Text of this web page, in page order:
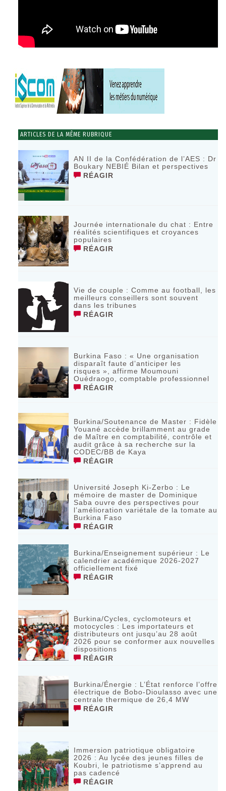
ARTICLES DE LA MÊME RUBRIQUE
AN II de la Confédération de l’AES : Dr
Boukary NEBIÉ Bilan et perspectives
RÉAGIR
Journée internationale du chat : Entre
réalités scientifiques et croyances
populaires
RÉAGIR
Vie de couple : Comme au football, les
meilleurs conseillers sont souvent
dans les tribunes
RÉAGIR
Burkina Faso : « Une organisation
disparaît faute d’anticiper les
risques », affirme Moumouni
Ouédraogo, comptable professionnel
RÉAGIR
Burkina/Soutenance de Master : Fidèle
Youané accède brillamment au grade
de Maître en comptabilité, contrôle et
audit grâce à sa recherche sur la
CODEC/BB de Kaya
RÉAGIR
Université Joseph Ki-Zerbo : Le
mémoire de master de Dominique
Saba ouvre des perspectives pour
l’amélioration variétale de la tomate au
Burkina Faso
RÉAGIR
Burkina/Enseignement supérieur : Le
calendrier académique 2026-2027
officiellement fixé
RÉAGIR
Burkina/Cycles, cyclomoteurs et
motocycles : Les importateurs et
distributeurs ont jusqu’au 28 août
2026 pour se conformer aux nouvelles
dispositions
RÉAGIR
Burkina/Énergie : L’État renforce l’offre
électrique de Bobo-Dioulasso avec une
centrale thermique de 26,4 MW
RÉAGIR
Immersion patriotique obligatoire
2026 : Au lycée des jeunes filles de
Koubri, le patriotisme s’apprend au
pas cadencé
RÉAGIR